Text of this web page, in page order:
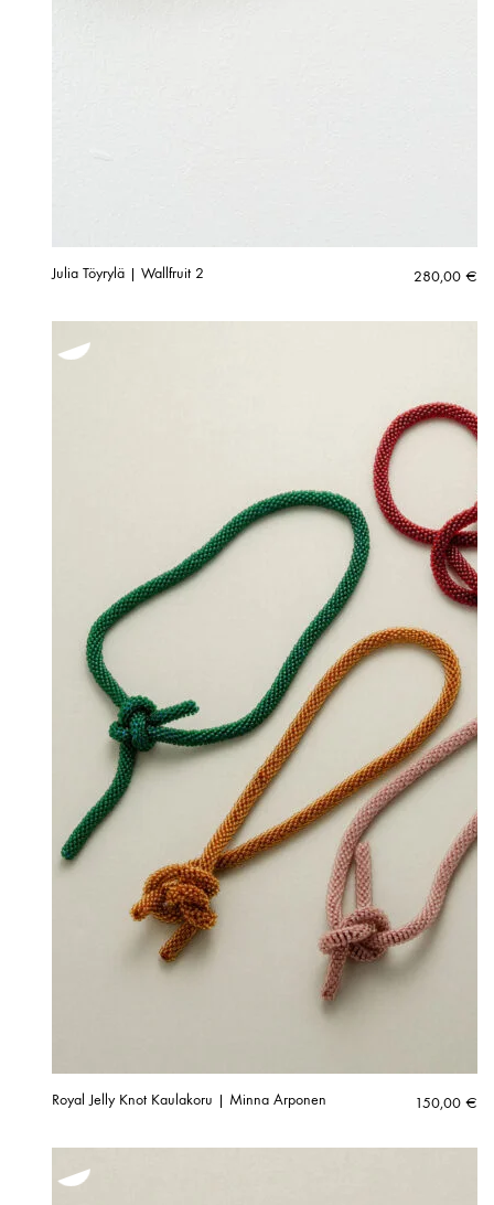
Julia Töyrylä | Wallfruit 2 280,00 €
Royal Jelly Knot Kaulakoru | Minna Arponen 150,00 €